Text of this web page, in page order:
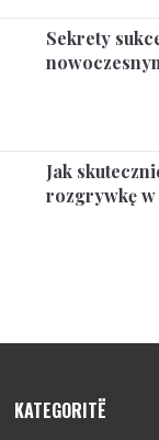
Sekrety
Jak
rozgrywkę
KATEGORITË